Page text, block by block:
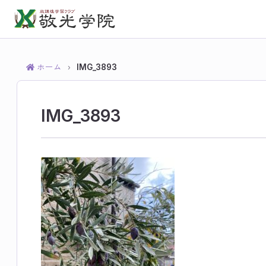
ホーム › IMG_3893
IMG_3893